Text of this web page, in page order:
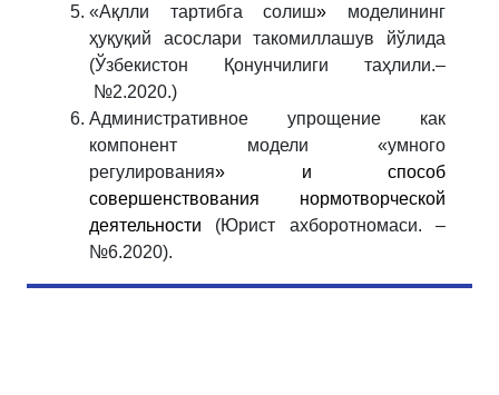
«Ақлли тартибга солиш» моделининг
ҳуқуқий асослари такомиллашув йўлида
(Ўзбекистон Қонунчилиги таҳлили.–
№2.2020.)
Административное упрощение как
компонент модели «умного
регулирования» и способ
совершенствования нормотворческой
деятельности (Юрист ахборотномаси. –
№6.2020).